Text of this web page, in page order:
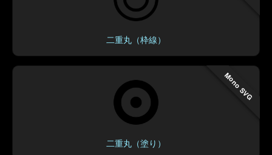
二重丸（枠線）
Mono SVG
二重丸（塗り）